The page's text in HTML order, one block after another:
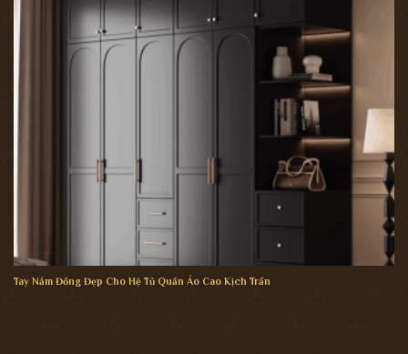
Tay Nắm Đồng Đẹp Cho Hệ Tủ Quần Áo Cao Kịch Trần